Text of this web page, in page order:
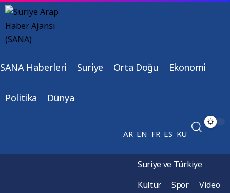
SANA Haberleri Suriye Orta Doğu Ekonomi
Politika Dünya
AR EN FR ES KU
Suriye ve Türkiye
Kültür
Spor
Video